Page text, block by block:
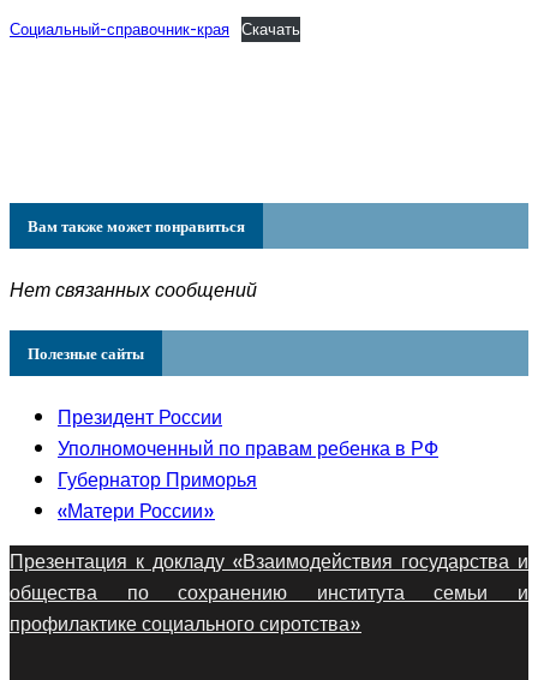
Социальный-справочник-края Скачать
Вам также может понравиться
Нет связанных сообщений
Полезные сайты
Президент России
Уполномоченный по правам ребенка в РФ
Губернатор Приморья
«Матери России»
Презентация к докладу «Взаимодействия государства и
общества по сохранению института семьи и
профилактике социального сиротства»